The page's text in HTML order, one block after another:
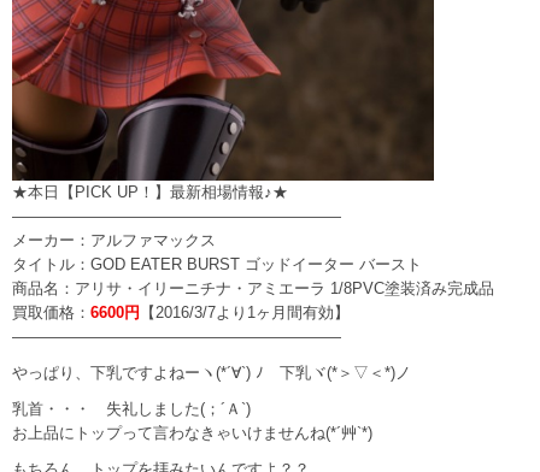
★本日【PICK UP！】最新相場情報♪★
—————————————————————
メーカー：アルファマックス
タイトル：GOD EATER BURST ゴッドイーター バースト
商品名：アリサ・イリーニチナ・アミエーラ 1/8PVC塗装済み完成品
買取価格： 6600円
【2016/3/7より1ヶ月間有効】
—————————————————————
やっぱり、下乳ですよねーヽ(*´∀`) ﾉ 下乳ヾ(*＞▽＜*)ノ
乳首・・・ 失礼しました(；´Ａ`)
お上品にトップって言わなきゃいけませんね(*´艸`*)